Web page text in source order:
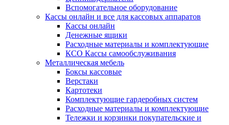
Вспомогательное оборудование
Кассы онлайн и все для кассовых аппаратов
Кассы онлайн
Денежные ящики
Расходные материалы и комплектующие
КСО Кассы самообслуживания
Металлическая мебель
Боксы кассовые
Верстаки
Картотеки
Комплектующие гардеробных систем
Расходные материалы и комплектующие
Тележки и корзинки покупательские и